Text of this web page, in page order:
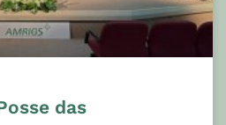
das